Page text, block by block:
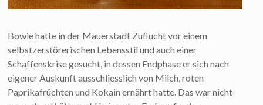
Bowie hatte in der Mauerstadt Zuflucht vor einem
selbstzerstörerischen Lebensstil und auch einer
Schaffenskrise gesucht, in dessen Endphase er sich nach
eigener Auskunft ausschliesslich von Milch, roten
Paprikafrüchten und Kokain ernährt hatte. Das war nicht